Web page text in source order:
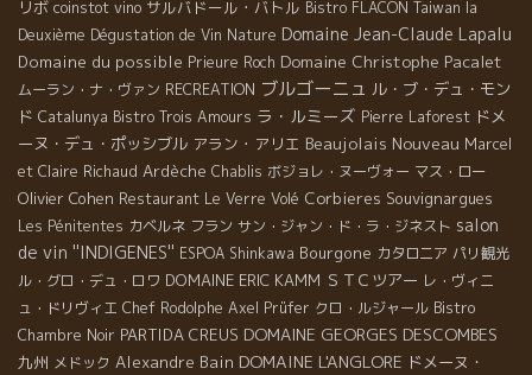
リボ coinstot vino サルバドール・バトル Bistro FLACON Taiwan la
Deuxième Dégustation de Vin Nature Domaine Jean-Claude Lapalu
Domaine du possible Prieure Roch Domaine Christophe Pacalet
ムーラン・ナ・ヴァン RECREATION ブルゴーニュ ル・ブ・デュ・モン
ド Catalunya Bistro Trois Amours ラ・ルミーズ Pierre Laforest ドメ
ーヌ・デュ・ポッシブル アラン・アリエ Beaujolais Nouveau Marcel
et Claire Richaud Ardèche Chablis ボジョレ・ヌーヴォー マス・ロー
Olivier Cohen Restaurant Le Verre Volé Corbieres Souvignargues
Les Pénitentes カベルネ フラン サン・ジャン・ド・ラ・ジネスト salon
de vin ''INDIGENES'' ESPOA Shinkawa Bourgone カタロニア パリ観光
ル・グロ・デュ・ロワ DOMAINE ERIC KAMM ＳＴＣツアー レ・ヴィニ
ュ・ドリヴィエ Chef Rodolphe Axel Prüfer クロ・ルジャール Bistro
Chambre Noir PARTIDA CREUS DOMAINE GEORGES DESCOMBES
九州 メドック Alexandre Bain DOMAINE L'ANGLORE ドメーヌ・